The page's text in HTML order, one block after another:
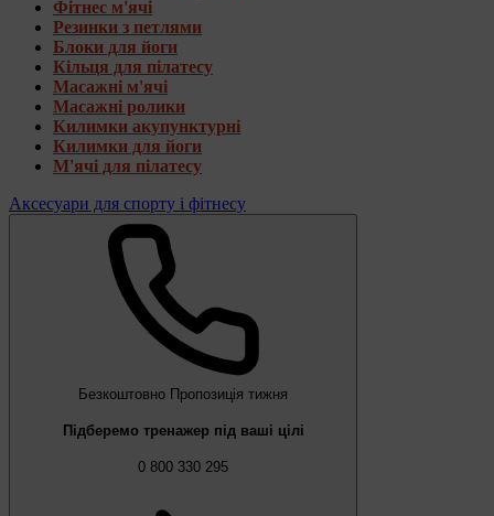
Фітнес м'ячі
Резинки з петлями
Блоки для йоги
Кільця для пілатесу
Масажні м'ячі
Масажні ролики
Килимки акупунктурні
Килимки для йоги
М'ячі для пілатесу
Аксесуари для спорту і фітнесу
Безкоштовно Пропозиція тижня
Підберемо тренажер під ваші цілі
0 800 330 295